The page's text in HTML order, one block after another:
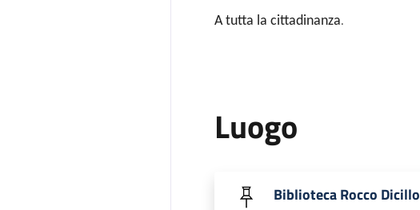
A tutta la cittadinanza.
Luogo
Biblioteca Rocco Dicillo